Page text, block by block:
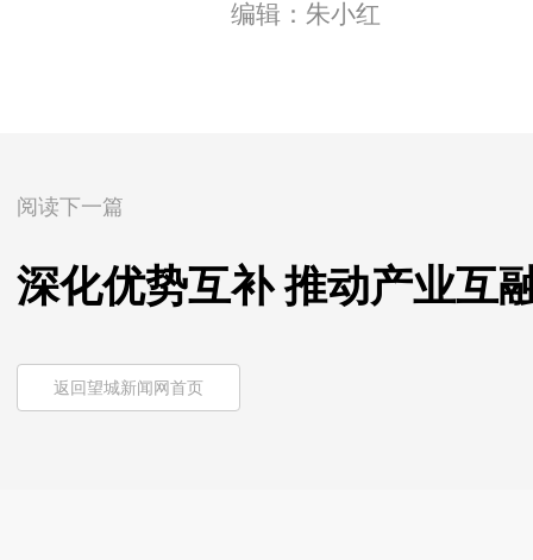
编辑：朱小红
阅读下一篇
深化优势互补 推动产业互
返回望城新闻网首页